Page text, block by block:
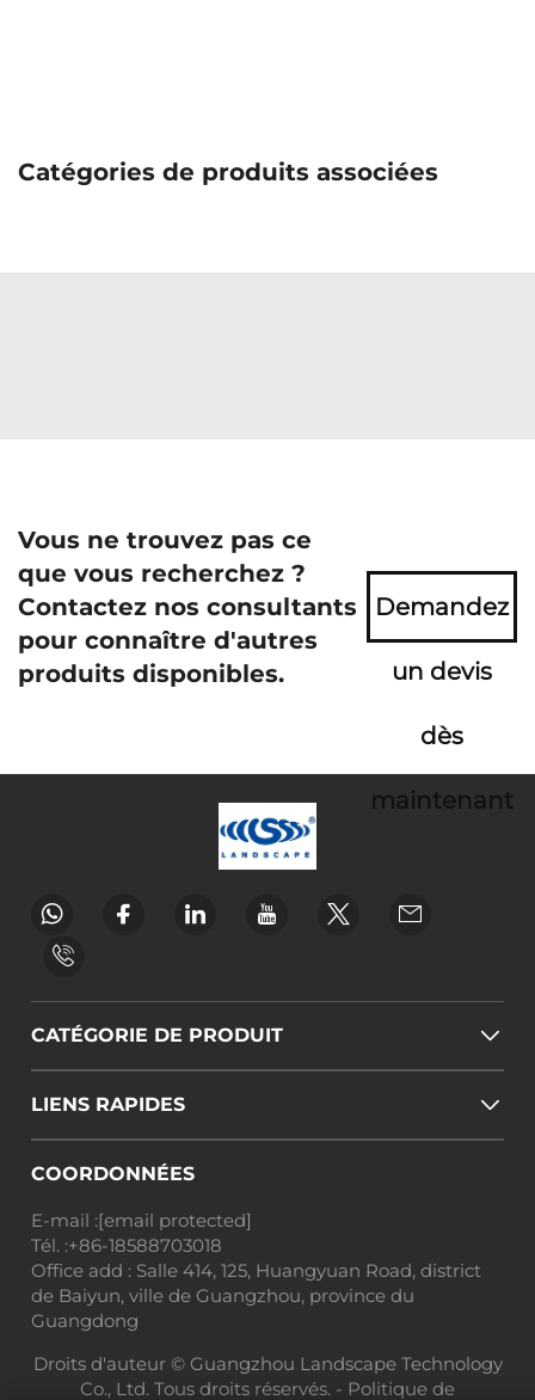
Catégories de produits associées
Vous ne trouvez pas ce
que vous recherchez ?
Contactez nos consultants
pour connaître d'autres
produits disponibles.
Demandez
un devis
dès
maintenant
CATÉGORIE DE PRODUIT
LIENS RAPIDES
COORDONNÉES
E-mail :[email protected]
Tél. :+86-18588703018
Office add : Salle 414, 125, Huangyuan Road, district
de Baiyun, ville de Guangzhou, province du
Guangdong
Droits d'auteur © Guangzhou Landscape Technology
Co., Ltd. Tous droits réservés. - Politique de